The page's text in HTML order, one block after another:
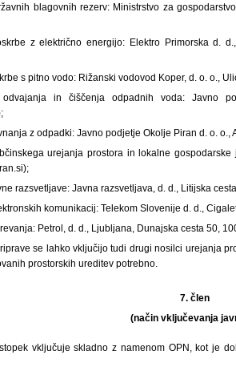
blagovnih rezerv: Ministrstvo za
z električno energijo: Elektro Primorska d.
s pitno vodo: Rižanski vodovod Koper, d. o. o.,
in čiščenja odpadnih voda: Javno
z odpadki: Javno podjetje Okolje Piran d. o. o.,
urejanja prostora in lokalne
razsvetljave: Javna razsvetljava, d. d., Litijska
komunikacij: Telekom Slovenije d. d.,
Petrol, d. d., Ljubljana, Dunajska cesta 50,
se lahko vključijo tudi drugi nosilci urejanja
prostorskih ureditev potrebno.
7. člen
(način vključevanja
vključuje skladno z namenom OPN, kot je